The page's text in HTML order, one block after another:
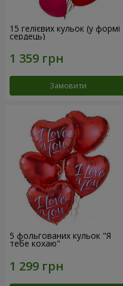
15 гелієвих кульок (у формі
сердець)
Замовити
5 фольгованих кульок "Я
тебе кохаю"